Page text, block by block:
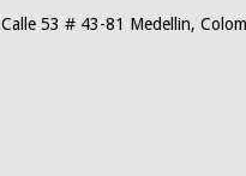
Calle 53 # 43-81 Medellin,